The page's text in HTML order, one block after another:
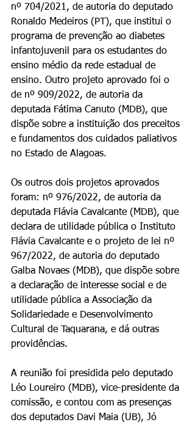
nº 704/2021, de autoria do deputado
Ronaldo Medeiros (PT), que institui o
programa de prevenção ao diabetes
infantojuvenil para os estudantes do
ensino médio da rede estadual de
ensino. Outro projeto aprovado foi o
de nº 909/2022, de autoria da
deputada Fátima Canuto (MDB), que
dispõe sobre a instituição dos preceitos
e fundamentos dos cuidados paliativos
no Estado de Alagoas.
Os outros dois projetos aprovados
foram: nº 976/2022, de autoria da
deputada Flávia Cavalcante (MDB), que
declara de utilidade pública o Instituto
Flávia Cavalcante e o projeto de lei nº
967/2022, de autoria do deputado
Galba Novaes (MDB), que dispõe sobre
a declaração de interesse social e de
utilidade pública a Associação da
Solidariedade e Desenvolvimento
Cultural de Taquarana, e dá outras
providências.
A reunião foi presidida pelo deputado
Léo Loureiro (MDB), vice-presidente da
comissão, e contou com as presenças
dos deputados Davi Maia (UB), Jó